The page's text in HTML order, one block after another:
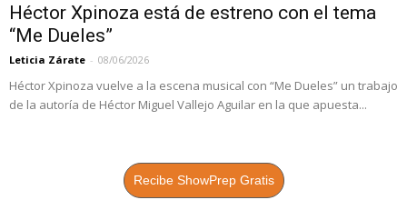
Héctor Xpinoza está de estreno con el tema
“Me Dueles”
Leticia Zárate - 08/06/2026
Héctor Xpinoza vuelve a la escena musical con “Me Dueles” un trabajo
de la autoría de Héctor Miguel Vallejo Aguilar en la que apuesta...
Recibe ShowPrep Gratis